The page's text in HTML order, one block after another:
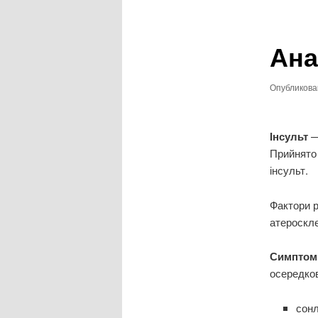
Інсульт
Прийнято
інсульт.
Фактори